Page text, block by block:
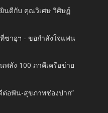
นดีกับ คุณวิเศษ วิศิษฏ์
ซาอุฯ - ขอกำลังใจแฟน
พลัง 100 ภาคีเครือข่าย
ต่อฟัน-สุขภาพช่องปาก”